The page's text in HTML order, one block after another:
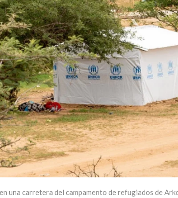
una carretera del campamento de refugiados de